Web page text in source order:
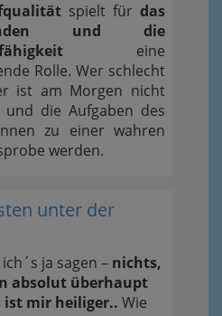
spielt für das
und die
eine
Rolle. Wer schlecht
ist am Morgen nicht
und die Aufgaben des
zu einer wahren
werden.
unter der
ja sagen – nichts,
absolut überhaupt
ist mir heiliger.. Wie